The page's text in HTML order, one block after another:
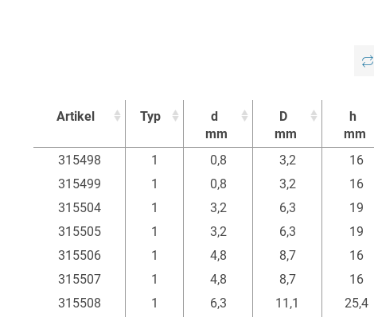
Artikel Typ
d
mm
D
mm
h
mm
Artikel Typ
d
D
h
315498 1 0,8 3,2 16
315499
1 0,8 3,2 16
315504
1 3,2 6,3 19
315505
1 3,2 6,3 19
315506
1 4,8 8,7 16
315507
1 4,8 8,7 16
315508
1 6,3 11,1 25,4